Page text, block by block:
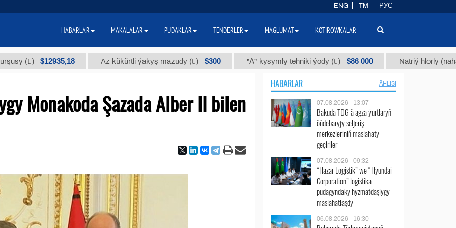
$12935,18 Az kükürtli ýakyş mazudy (t.) $300 "А" kysymly tehniki ýody (t.) $86 000 Natriý hlorly (nahar
Monakoda Şazada Alber II bilen
HABARLAR ÄHLISI
07.08.2026 - 13:07
Bakuda TDG-ä agza ýurtlaryň
öňdebaryjy seljeriş
merkezleriniň maslahaty
geçiriler
07.08.2026 - 09:32
“Hazar Logistik” we “Hyundai
Corporation” logistika
pudagyndaky hyzmatdaşlygy
maslahatlaşdy
06.08.2026 - 16:30
ENG TM РУС
HABARLAR MAKALALAR PUDAKLAR TENDERLER MAGLUMAT KOTIROWKALAR